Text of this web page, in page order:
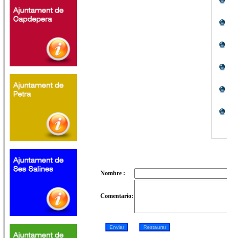
Nombre :
Comentario: